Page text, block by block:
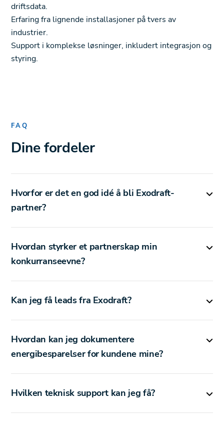
driftsdata.
Erfaring fra lignende installasjoner på tvers av
industrier.
Support i komplekse løsninger, inkludert integrasjon og
styring.
FAQ
Dine fordeler
Hvorfor er det en god idé å bli Exodraft-
partner?
Hvordan styrker et partnerskap min
konkurranseevne?
Kan jeg få leads fra Exodraft?
Hvordan kan jeg dokumentere
energibesparelser for kundene mine?
Hvilken teknisk support kan jeg få?